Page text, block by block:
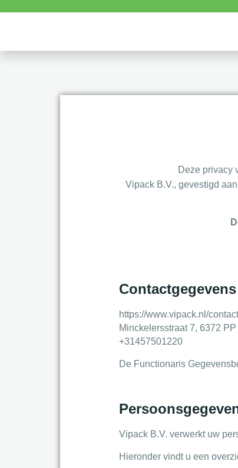
Deze privacy
Vipack B.V., gevestigd
Contactgegevens
https://www.vipack.nl/contact
Minckelersstraat 7, 6372
+31457501220
De Functionaris
Vipack B.V. verwerkt uw
Hieronder vindt u een